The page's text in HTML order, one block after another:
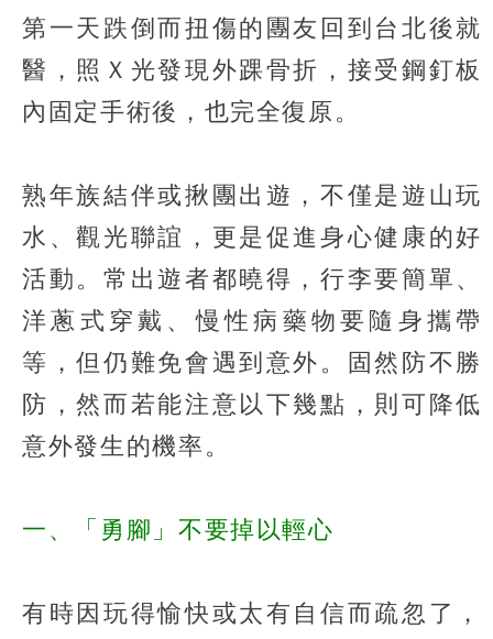
第一天跌倒而扭傷的團友回到台北後就
醫，照Ｘ光發現外踝骨折，接受鋼釘板
內固定手術後，也完全復原。
熟年族結伴或揪團出遊，不僅是遊山玩
水、觀光聯誼，更是促進身心健康的好
活動。常出遊者都曉得，行李要簡單、
洋蔥式穿戴、慢性病藥物要隨身攜帶
等，但仍難免會遇到意外。固然防不勝
防，然而若能注意以下幾點，則可降低
意外發生的機率。
一、「勇腳」不要掉以輕心
有時因玩得愉快或太有自信而疏忽了，